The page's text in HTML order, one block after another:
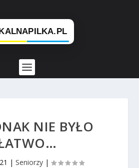
NIE BYŁO
| Seniorzy|